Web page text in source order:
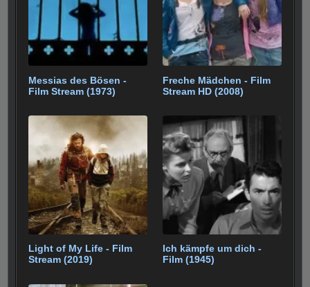
Messias des Bösen -
Film Stream (1973)
Freche Mädchen - Film
Stream HD (2008)
Light of My Life - Film
Stream (2019)
Ich kämpfe um dich -
Film (1945)